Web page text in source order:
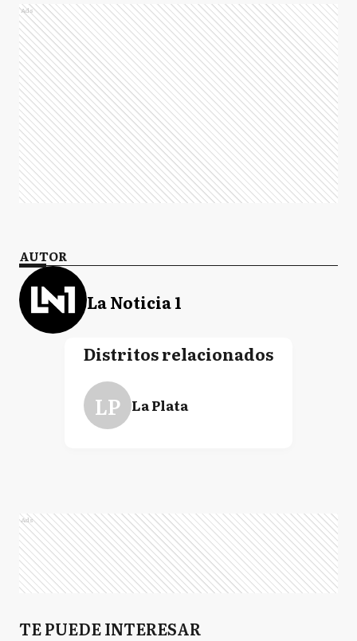
Ads
AUTOR
La Noticia 1
Distritos relacionados
LP La Plata
Ads
TE PUEDE INTERESAR